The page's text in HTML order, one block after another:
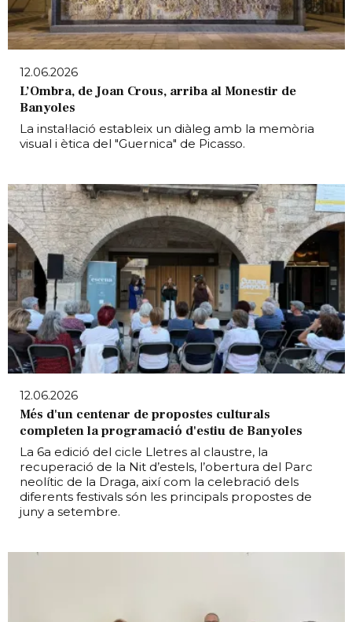
12.06.2026
L’Ombra, de Joan Crous, arriba al Monestir de
Banyoles
La instal·lació estableix un diàleg amb la memòria
visual i ètica del "Guernica" de Picasso.
12.06.2026
Més d'un centenar de propostes culturals
completen la programació d'estiu de Banyoles
La 6a edició del cicle Lletres al claustre, la
recuperació de la Nit d’estels, l’obertura del Parc
neolític de la Draga, així com la celebració dels
diferents festivals són les principals propostes de
juny a setembre.